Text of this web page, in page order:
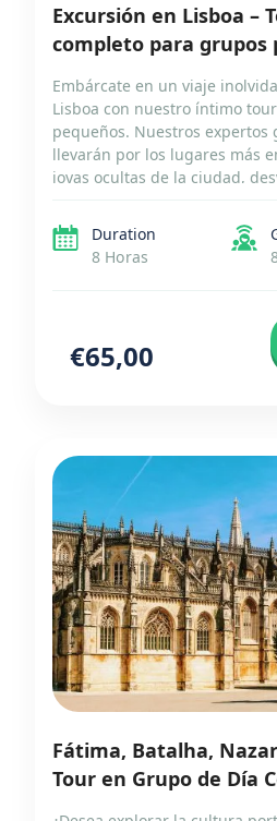
Excursión en Lisboa –
completo para grupos
Embárcate en un viaje
Lisboa con nuestro íntimo
pequeños. Nuestros expertos
llevarán por los lugares más
joyas ocultas de la ciudad,
Desde el romántico barrio de
histórico barrio […]
Duration
8 Horas
€65,00
Fátima, Batalha,
Tour en Grupo de Día